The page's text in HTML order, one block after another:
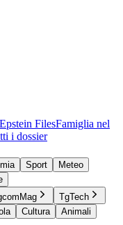
Epstein FilesFamiglia nel
i dossier
Sport
Meteo
TgTech
Cultura
Animali